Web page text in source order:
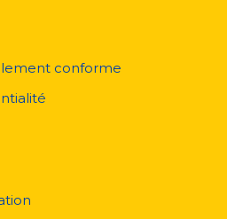
conforme